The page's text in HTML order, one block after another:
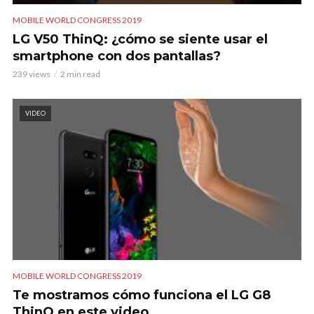
MOBILE WORLD CONGRESS 2019
LG V50 ThinQ: ¿cómo se siente usar el
smartphone con dos pantallas?
239 views 2 min read
VIDEO
MOBILE WORLD CONGRESS 2019
Te mostramos cómo funciona el LG G8